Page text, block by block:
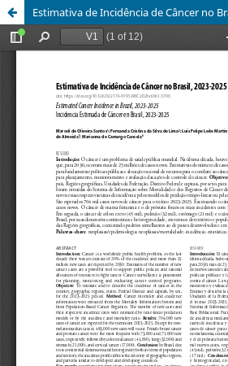
Estimativa de Incidência de Câncer no